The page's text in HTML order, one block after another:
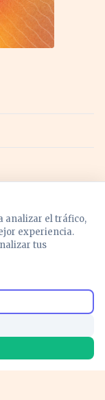
mercados,
actualizada
dinero y tu
analizar el tráfico,
experiencia.
tus